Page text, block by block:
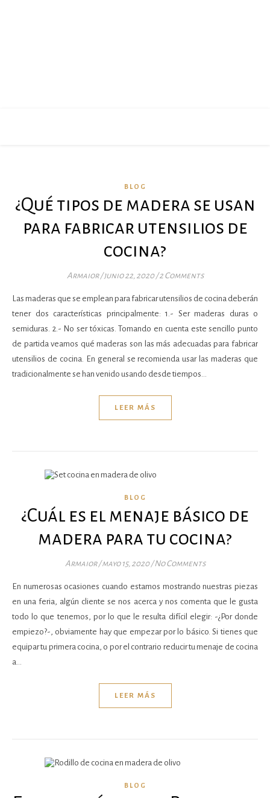
BLOG
¿Qué tipos de madera se usan
para fabricar utensilios de
cocina?
Armaior /junio 22, 2020 /2 Comments
Las maderas que se emplean para fabricar utensilios de cocina deberán
tener dos características principalmente: 1.- Ser maderas duras o
semiduras. 2.- No ser tóxicas. Tomando en cuenta este sencillo punto
de partida veamos qué maderas son las más adecuadas para fabricar
utensilios de cocina. En general se recomienda usar las maderas que
tradicionalmente se han venido usando desde tiempos…
LEER MÁS
BLOG
¿Cuál es el menaje básico de
madera para tu cocina?
Armaior /mayo 15, 2020 /No Comments
En numerosas ocasiones cuando estamos mostrando nuestras piezas
en una feria, algún cliente se nos acerca y nos comenta que le gusta
todo lo que tenemos, por lo que le resulta difícil elegir: -¿Por donde
empiezo?-, obviamente hay que empezar por lo básico. Si tienes que
equipar tu primera cocina, o por el contrario reducir tu menaje de cocina
a…
LEER MÁS
BLOG